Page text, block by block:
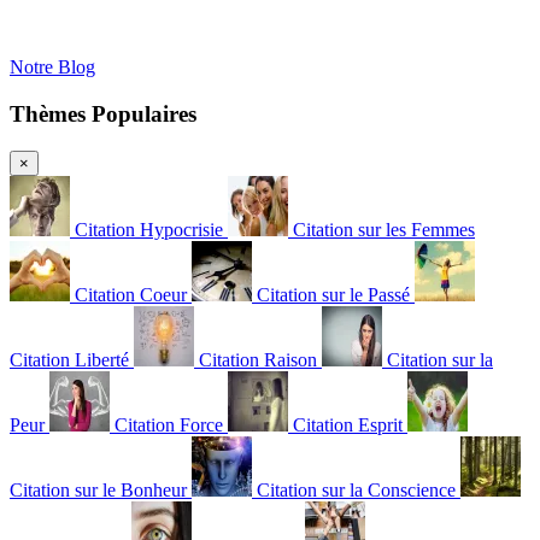
Notre Blog
Thèmes Populaires
×
Citation Hypocrisie Citation sur les Femmes
Citation Coeur Citation sur le Passé
Citation Liberté Citation Raison Citation sur la
Peur Citation Force Citation Esprit
Citation sur le Bonheur Citation sur la Conscience